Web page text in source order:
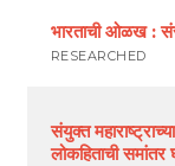
भारताची ओळख :
RESEARCHED
संयुक्त
लोकहिताची समांतर